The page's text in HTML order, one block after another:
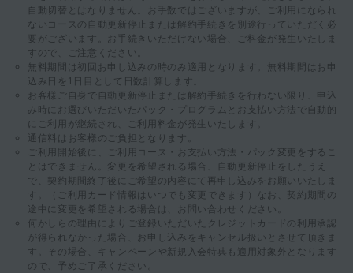
自動切替とはなりません。お手数ではございますが、ご利用になられ
ないコースの自動更新停止または解約手続きを別途行っていただく必
要がございます。お手続きいただけない場合、ご料金が発生いたしま
すので、ご注意ください。
無料期間は初回お申し込みの時のみ適用となります。無料期間はお申
込み日を1日目として日数計算します。
お客様ご自身で自動更新停止または解約手続きを行わない限り、申込
み時にお選びいただいたパック・プログラムとお支払い方法で自動的
にご利用が継続され、ご利用料金が発生いたします。
通信料はお客様のご負担となります。
ご利用開始後に、ご利用コース・お支払い方法・パック変更をするこ
とはできません。変更を希望される場合、自動更新停止をしたうえ
で、契約期間終了後にご希望の内容にて再申し込みをお願いいたしま
す。（ご利用カード情報はいつでも変更できます）なお、契約期間の
途中に変更を希望される場合は、お問い合わせください。
何かしらの理由によりご登録いただいたクレジットカードの利用承認
が得られなかった場合、お申し込みをキャンセル扱いとさせて頂きま
す。その場合、キャンペーンや新規入会特典も適用対象外となります
ので、予めご了承ください。